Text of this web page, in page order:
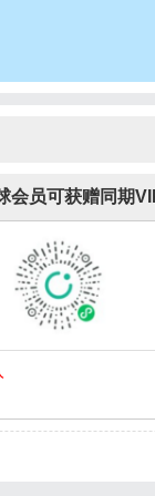
员可获赠同期